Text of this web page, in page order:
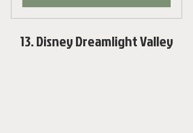
13. Disney Dreamlight Valley